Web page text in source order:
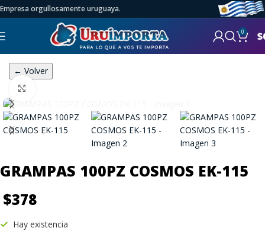
Empresa orgullosamente uruguaya.
0 $
← Volver
GRAMPAS 100PZ COSMOS EK-115
$378
Hay existencia